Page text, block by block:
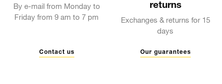
By e-mail from Monday to
Friday from 9 am to 7 pm
Contact us
returns
Exchanges & returns for 15
days
Our guarantees